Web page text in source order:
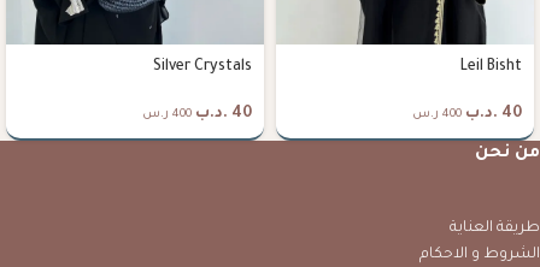
Leil Bisht
40 .د.ب 400 ر.س
Silver Crystals
40 .د.ب 400 ر.س
من نحن
طريقة العناية
الشروط و الاحكام